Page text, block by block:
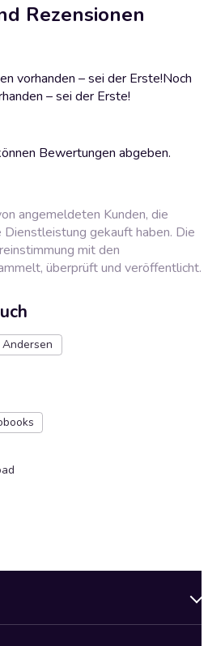
Rezensionen
vorhanden – sei der Erste!Noch
– sei der Erste!
Bewertungen abgeben.
angemeldeten Kunden, die
gekauft haben. Die
mit den
überprüft und veröffentlicht.